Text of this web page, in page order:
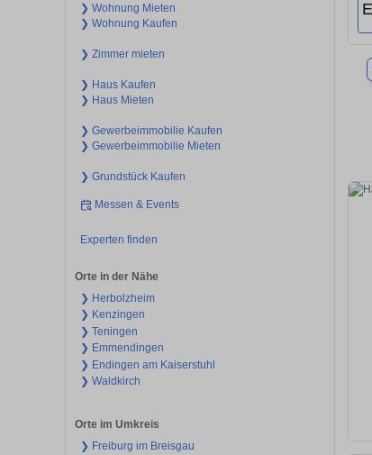
❯ Wohnung Mieten
❯ Wohnung Kaufen
❯ Zimmer mieten
❯ Haus Kaufen
❯ Haus Mieten
❯ Gewerbeimmobilie Kaufen
❯ Gewerbeimmobilie Mieten
❯ Grundstück Kaufen
Messen & Events
Experten finden
Orte in der Nähe
❯ Herbolzheim
❯ Kenzingen
❯ Teningen
❯ Emmendingen
❯ Endingen am Kaiserstuhl
❯ Waldkirch
Orte im Umkreis
❯ Freiburg im Breisgau